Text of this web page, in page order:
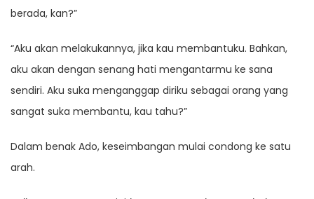
berada, kan?”
“Aku akan melakukannya, jika kau membantuku. Bahkan,
aku akan dengan senang hati mengantarmu ke sana
sendiri. Aku suka menganggap diriku sebagai orang yang
sangat suka membantu, kau tahu?”
Dalam benak Ado, keseimbangan mulai condong ke satu
arah.